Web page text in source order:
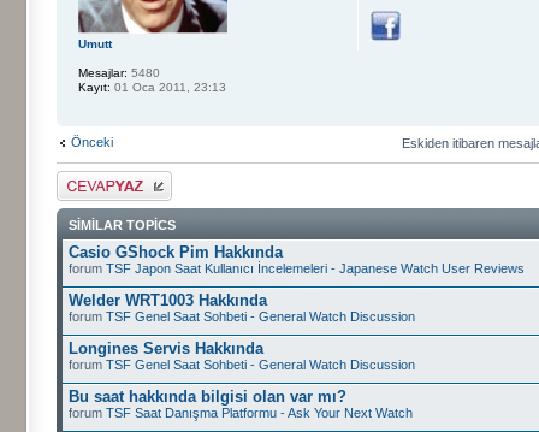
Umutt
Mesajlar: 5480
Kayıt: 01 Oca 2011, 23:13
Önceki Eskiden itibaren
Cevap gönder
SIMILAR TOPICS
Casio GShock Pim Hakkında
forum TSF Japon Saat Kullanıcı İncelemeleri - Japanese Watch User Reviews
Welder WRT1003 Hakkında
forum TSF Genel Saat Sohbeti - General Watch Discussion
Longines Servis Hakkında
forum TSF Genel Saat Sohbeti - General Watch Discussion
Bu saat hakkında bilgisi olan var mı?
forum TSF Saat Danışma Platformu - Ask Your Next Watch